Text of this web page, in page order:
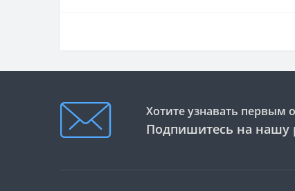
Хотите узнавать первым
Подпишитесь на нашу